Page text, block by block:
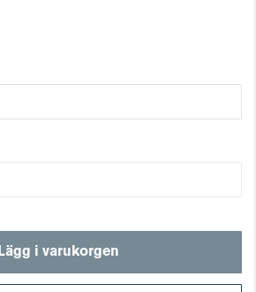
Lägg i varukorgen